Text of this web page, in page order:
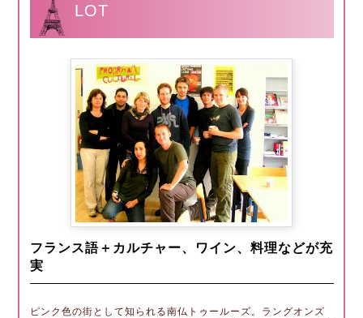
LOT
フランス語＋カルチャー、ワイン、料理などが充
実
ピンク色の街として知られる南仏トゥールーズ。ラングオンズ